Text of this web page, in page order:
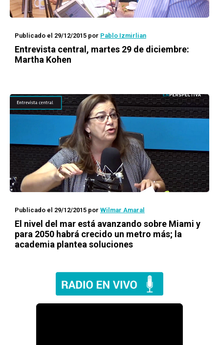
Publicado el 29/12/2015 por Pablo Izmirlian
Entrevista central, martes 29 de diciembre:
Martha Kohen
Publicado el 29/12/2015 por Wilmar Amaral
El nivel del mar está avanzando sobre Miami y
para 2050 habrá crecido un metro más; la
academia plantea soluciones